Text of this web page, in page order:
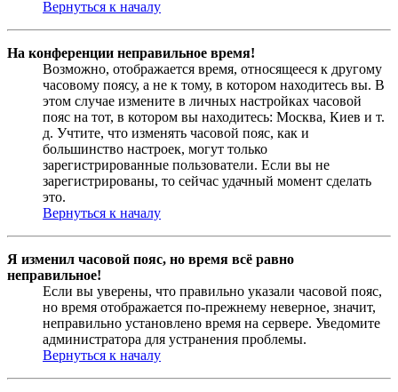
Вернуться к началу
На конференции неправильное время!
Возможно, отображается время, относящееся к другому
часовому поясу, а не к тому, в котором находитесь вы. В
этом случае измените в личных настройках часовой
пояс на тот, в котором вы находитесь: Москва, Киев и т.
д. Учтите, что изменять часовой пояс, как и
большинство настроек, могут только
зарегистрированные пользователи. Если вы не
зарегистрированы, то сейчас удачный момент сделать
это.
Вернуться к началу
Я изменил часовой пояс, но время всё равно
неправильное!
Если вы уверены, что правильно указали часовой пояс,
но время отображается по-прежнему неверное, значит,
неправильно установлено время на сервере. Уведомите
администратора для устранения проблемы.
Вернуться к началу